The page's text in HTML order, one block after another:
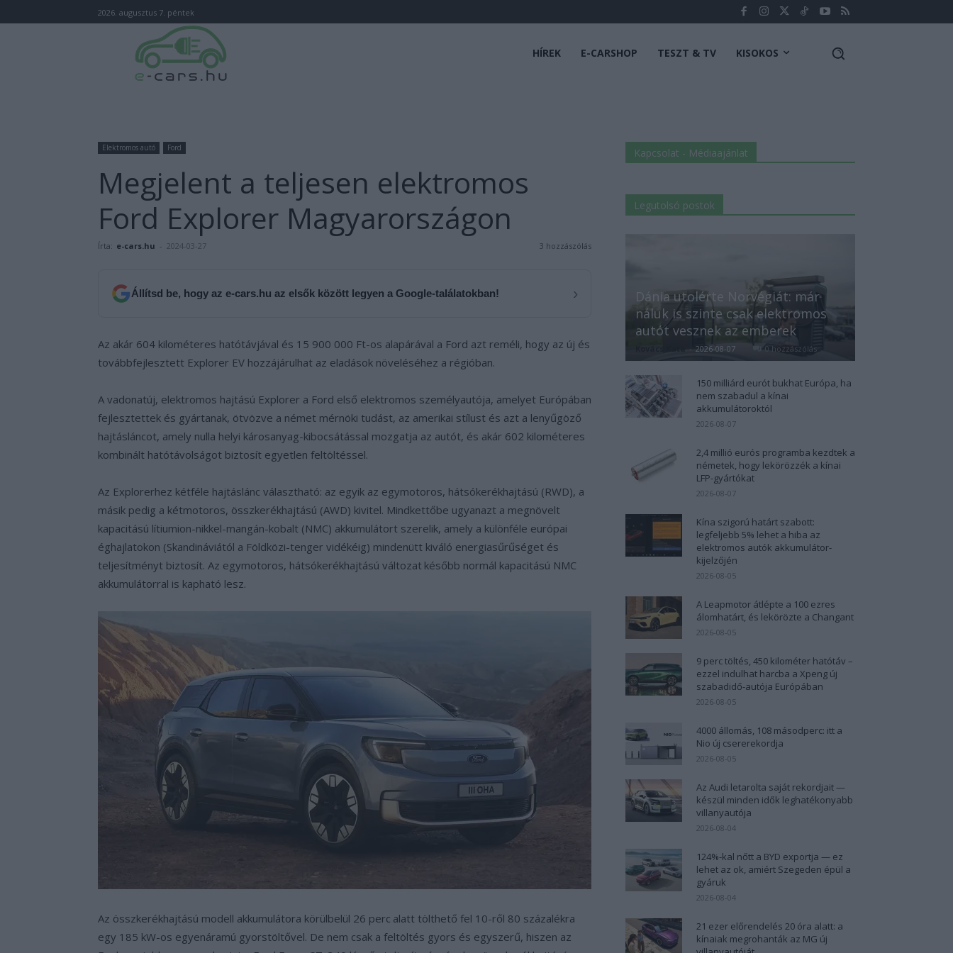
2026. augusztus 7. péntek
HÍREK E-CARSHOP TESZT & TV KISOKOS
Elektromos autó Ford
Megjelent a teljesen elektromos
Ford Explorer Magyarországon
Írta: e-cars.hu - 2024-03-27 3 hozzászólás
Állítsd be, hogy az e-cars.hu az elsők között legyen a Google-találatokban! ›
Az akár 604 kilométeres hatótávjával és 15 900 000 Ft-os alapárával a Ford azt reméli, hogy az új és
továbbfejlesztett Explorer EV hozzájárulhat az eladások növeléséhez a régióban.
A vadonatúj, elektromos hajtású Explorer a Ford első elektromos személyautója, amelyet Európában
fejlesztettek és gyártanak, ötvözve a német mérnöki tudást, az amerikai stílust és azt a lenyűgöző
hajtásláncot, amely nulla helyi károsanyag-kibocsátással mozgatja az autót, és akár 602 kilométeres
kombinált hatótávolságot biztosít egyetlen feltöltéssel.
Az Explorerhez kétféle hajtáslánc választható: az egyik az egymotoros, hátsókerékhajtású (RWD), a
másik pedig a kétmotoros, összkerékhajtású (AWD) kivitel. Mindkettőbe ugyanazt a megnövelt
kapacitású lítiumion-nikkel-mangán-kobalt (NMC) akkumulátort szerelik, amely a különféle európai
éghajlatokon (Skandináviától a Földközi-tenger vidékéig) mindenütt kiváló energiasűrűséget és
teljesítményt biztosít. Az egymotoros, hátsókerékhajtású változat később normál kapacitású NMC
akkumulátorral is kapható lesz.
Az összkerékhajtású modell akkumulátora körülbelül 26 perc alatt tölthető fel 10-ről 80 százalékra
egy 185 kW-os egyenáramú gyorstöltővel. De nem csak a feltöltés gyors és egyszerű, hiszen az
Kapcsolat - Médiaajánlat
Legutolsó postok
Dánia utolérte Norvégiát: már
náluk is szinte csak elektromos
autót vesznek az emberek
- 2026-08-07 0 hozzászólás
150 milliárd eurót bukhat Európa, ha
nem szabadul a kínai
akkumulátoroktól
2026-08-07
2,4 millió eurós programba kezdtek a
németek, hogy lekörözzék a kínai
LFP-gyártókat
2026-08-07
Kína szigorú határt szabott:
legfeljebb 5% lehet a hiba az
elektromos autók akkumulátor-
kijelzőjén
2026-08-05
A Leapmotor átlépte a 100 ezres
álomhatárt, és lekörözte a Changant
2026-08-05
9 perc töltés, 450 kilométer hatótáv –
ezzel indulhat harcba a Xpeng új
szabadidő-autója Európában
2026-08-05
4000 állomás, 108 másodperc: itt a
Nio új csererekordja
2026-08-05
Az Audi letarolta saját rekordjait —
készül minden idők leghatékonyabb
villanyautója
2026-08-04
124%-kal nőtt a BYD exportja — ez
lehet az ok, amiért Szegeden épül a
gyáruk
2026-08-04
21 ezer előrendelés 20 óra alatt: a
kínaiak megrohanták az MG új